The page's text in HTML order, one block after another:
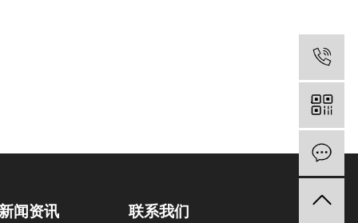
闻资讯 联系我们